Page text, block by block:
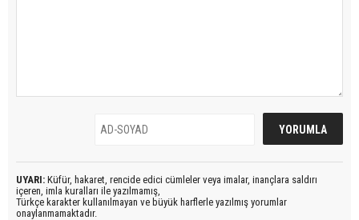
UYARI: Küfür, hakaret, rencide edici cümleler veya imalar, inançlara saldırı
içeren, imla kuralları ile yazılmamış,
Türkçe karakter kullanılmayan ve büyük harflerle yazılmış yorumlar
onaylanmamaktadır.